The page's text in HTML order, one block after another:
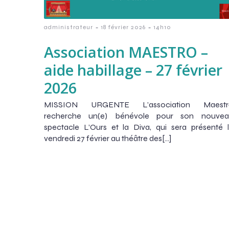
administrateur - 18 février 2026 - 14h10
Association MAESTRO –
aide habillage – 27 février
2026
MISSION URGENTE L’association
recherche un(e) bénévole pour son
spectacle L’Ours et la Diva, qui sera présenté
vendredi 27 février au théâtre des[…]